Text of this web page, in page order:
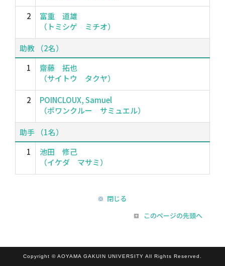
2
富重 道雄
（トミシゲ ミチオ）
助教 （2名）
1
齋藤 拓也
（サイトウ タクヤ）
2
POINCLOUX, Samuel
（ポワンクルー サミュエル）
助手 （1名）
1
池田 修己
（イケダ マサミ）
閉じる
このページの先頭へ
Copyright © AOYAMA GAKUIN UNIVERSITY All Rights Reserved.